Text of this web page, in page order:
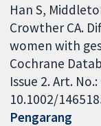
Han S,
Crowther CA.
women with
Cochrane
Issue 2. Art.
10.1002/
Pengarang